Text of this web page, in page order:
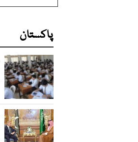
پاکستان